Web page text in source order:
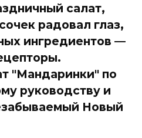
салат,
радовал глаз,
ингредиентов —
"Мандаринки" по
руководству и
Новый